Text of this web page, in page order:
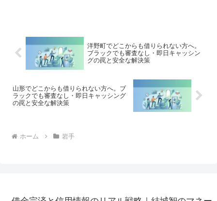
洋野町でどこからも借りられない方へ。
ブラックでも審査なし・即日キャッシン
グの罠と安全な解決策
山形でどこからも借りられない方へ。ブ
ラックでも審査なし・即日キャッシング
の罠と安全な解決策
ホーム 岩手